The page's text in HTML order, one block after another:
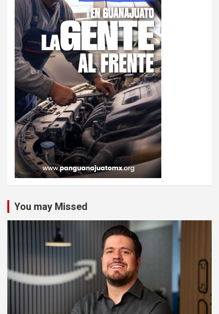
You may Missed